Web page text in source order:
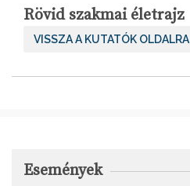
Rövid szakmai életrajz
VISSZA A KUTATÓK OLDALRA
Események